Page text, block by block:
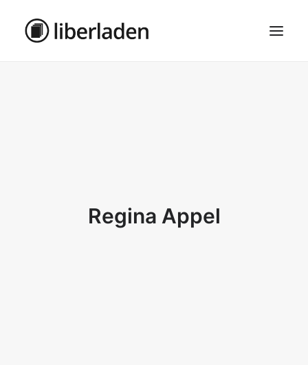
Regina Appel